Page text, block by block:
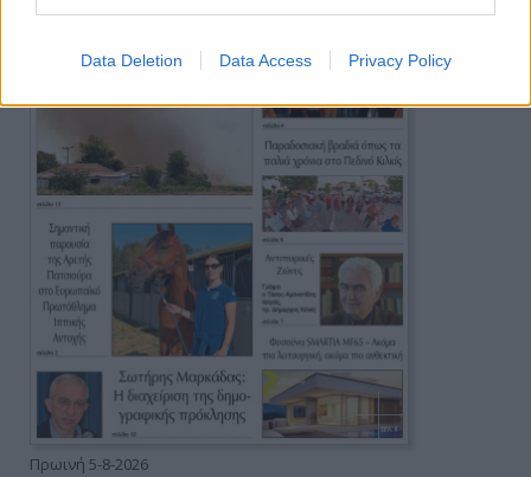
Data Deletion Data Access Privacy Policy
Πρωινή 5-8-2026